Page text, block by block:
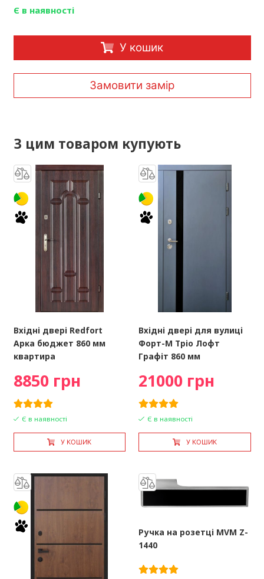
Є в наявності
У кошик
Замовити замір
З цим товаром купують
Вхідні двері Redfort
Арка бюджет 860 мм
квартира
8850 грн
Є в наявності
У КОШИК
Вхідні двері для вулиці
Форт-М Тріо Лофт
Графіт 860 мм
21000 грн
Є в наявності
У КОШИК
Ручка на розетці MVM Z-
1440